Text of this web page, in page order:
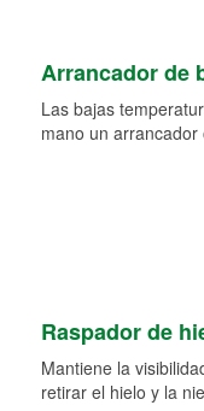
Arrancador de
Las bajas
mano un
Raspador de
Mantiene la
retirar el hielo y la